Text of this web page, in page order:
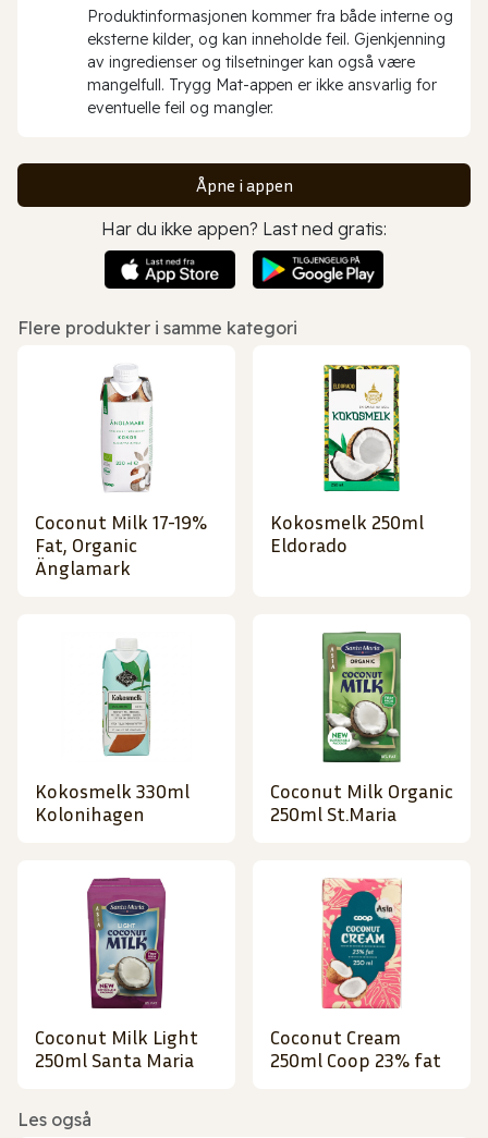
Produktinformasjonen kommer fra både interne og
eksterne kilder, og kan inneholde feil. Gjenkjenning
av ingredienser og tilsetninger kan også være
mangelfull. Trygg Mat-appen er ikke ansvarlig for
eventuelle feil og mangler.
Åpne i appen
Har du ikke appen? Last ned gratis:
Flere produkter i samme kategori
Coconut Milk 17-19%
Fat, Organic
Änglamark
Kokosmelk 250ml
Eldorado
Kokosmelk 330ml
Kolonihagen
Coconut Milk Organic
250ml St.Maria
Coconut Milk Light
250ml Santa Maria
Coconut Cream
250ml Coop 23% fat
Les også